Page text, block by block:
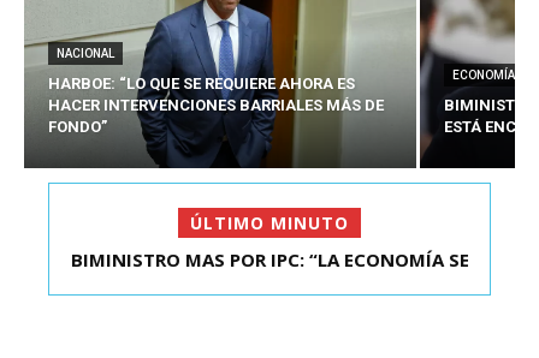
NACIONAL
HARBOE: “LO QUE SE REQUIERE AHORA ES
HACER INTERVENCIONES BARRIALES MÁS DE
FONDO”
ECONOMÍA
BIMINISTRO
ESTÁ
ÚLTIMO MINUTO
BIMINISTRO MAS POR IPC: “LA ECONOMÍA SE